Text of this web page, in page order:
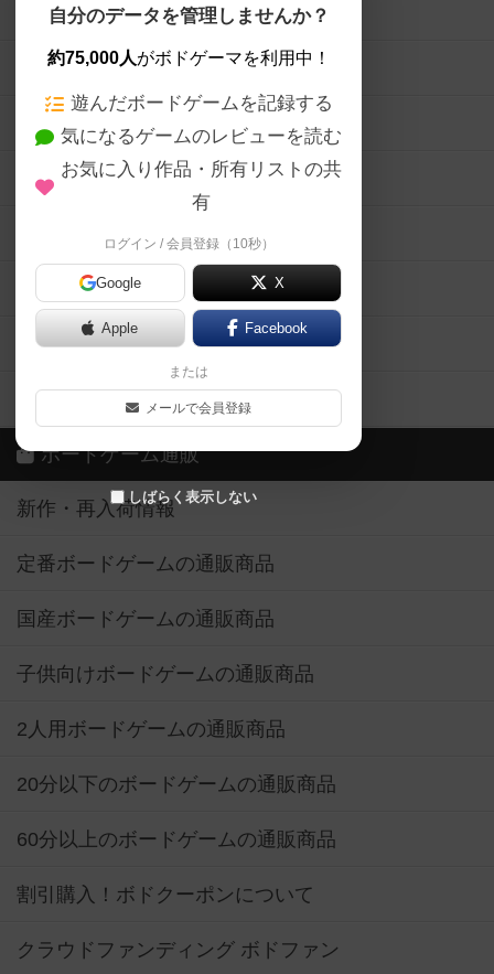
自分のデータを管理しませんか？
約75,000人がボドゲーマを利用中！
遊んだボードゲームを記録する
気になるゲームのレビューを読む
お気に入り作品・所有リストの共
有
ログイン / 会員登録（10秒）
Google X
Apple Facebook
または
メールで会員登録
しばらく表示しない
ボードゲームを検索する
ボードゲームの新着レビュー
ボードゲーム会情報
メカニクス特集
掲示板・トピックス
ボドとも・会員一覧
ボードゲーム業界コラム
ボドゲーマご利用案内
ボードゲーム通販
新作・再入荷情報
定番ボードゲームの通販商品
国産ボードゲームの通販商品
子供向けボードゲームの通販商品
2人用ボードゲームの通販商品
20分以下のボードゲームの通販商品
60分以上のボードゲームの通販商品
割引購入！ボドクーポンについて
クラウドファンディング ボドファン